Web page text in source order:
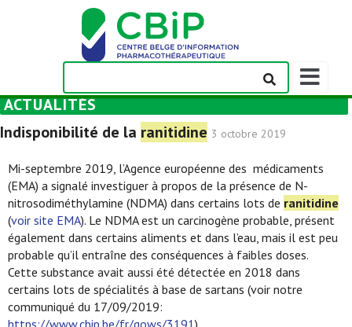
Afficher/
la
ACTUALITÉS
Indisponibilité de la ranitidine 3 octobre 2019
Mi-septembre 2019, l’Agence européenne des médicaments
(EMA) a signalé investiguer à propos de la présence de N-
nitrosodiméthylamine (NDMA) dans certains lots de ranitidine
(voir site EMA). Le NDMA est un carcinogène probable, présent
également dans certains aliments et dans l’eau, mais il est peu
probable qu’il entraîne des conséquences à faibles doses.
Cette substance avait aussi été détectée en 2018 dans
certains lots de spécialités à base de sartans (voir notre
communiqué du 17/09/2019:
https://www.cbip.be/fr/gows/3191).